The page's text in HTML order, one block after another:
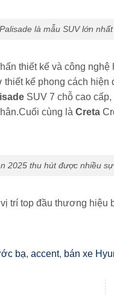
Palisade là mẫu SUV lớn
thiết kế và công
kế phong cách
SUV 7 chỗ cao
cùng là Creta
2025 thu hút được nhiều
top đầu thương
bạ, accent, bán xe